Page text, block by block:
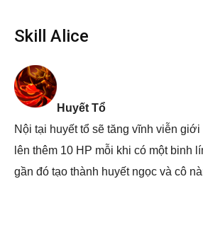
Skill Alice
Huyết Tổ
Nội tại huyết tổ sẽ tăng vĩnh viễn
lên thêm 10 HP mỗi khi có một binh
gần đó tạo thành huyết ngọc và cô